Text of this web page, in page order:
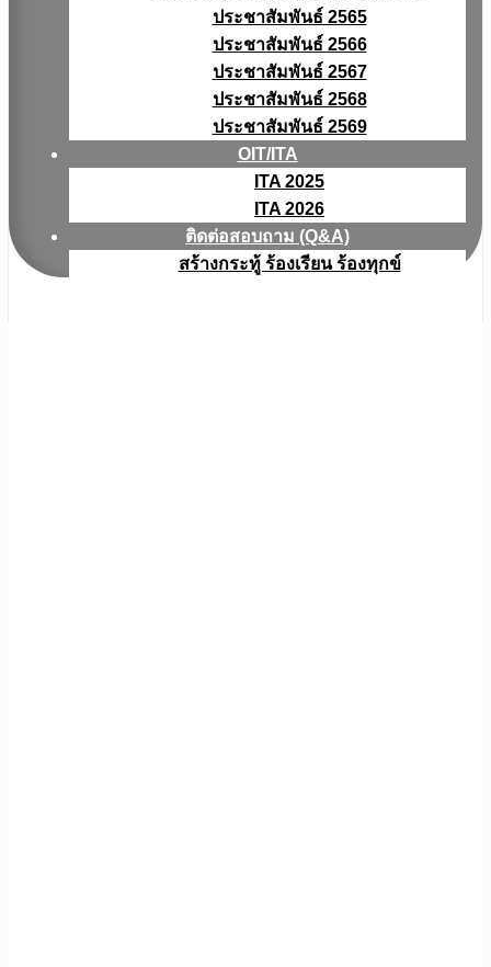
ประชาสัมพันธ์ 2565
ประชาสัมพันธ์ 2566
ประชาสัมพันธ์ 2567
ประชาสัมพันธ์ 2568
ประชาสัมพันธ์ 2569
OIT/ITA
ITA 2025
ITA 2026
ติดต่อสอบถาม (Q&A)
สร้างกระทู้ ร้องเรียน ร้องทุกข์